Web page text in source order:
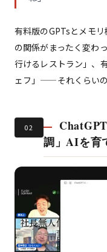
有料版のGPTsとメモ
の関係がまったく変わ
行けるレストラン」、
ェフ」——それくらいの
02
調」AIを育